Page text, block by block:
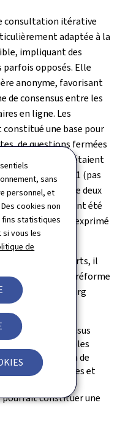
sans
personnel, et
cookies non
fins statistiques
vous les
de
consultation itérative
adaptée à la
impliquant des
opposés. Elle
anonyme, favorisant
de consensus entre les
en ligne. Les
constitué une base pour
de questions fermées
Les experts étaient
une échelle de 1 (pas
Sur la base de deux
de consensus ont été
les experts ont exprimé
d'experts, il
réflexion sur la réforme
au Luxembourg
du fort consensus
susceptibles
l'amélioration de
des contrôles et
des normes
constituer une